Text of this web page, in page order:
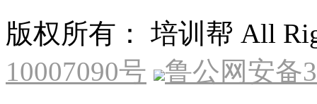
版权所有： 培训帮 All
10007090号
鲁公网安备